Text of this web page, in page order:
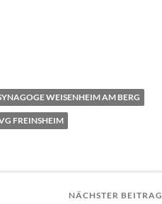
WEISENHEIM AM BERG
FREINSHEIM
NÄCHSTER BEITRAG